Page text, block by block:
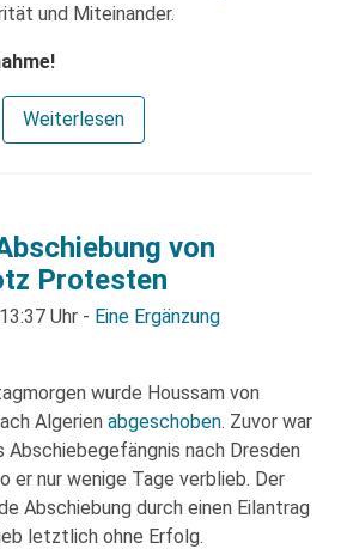
und Miteinander.
Weiterlesen
von
Protesten
Uhr - Eine Ergänzung
wurde Houssam von
Algerien abgeschoben. Zuvor war
Abschiebegefängnis nach Dresden
er nur wenige Tage verblieb. Der
Abschiebung durch einen Eilantrag
letztlich ohne Erfolg.